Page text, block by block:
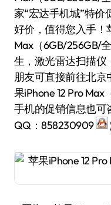
家“宏达手机城”特
好价，值得您入手！
Max（6GB/256GB/
生，激光雷达扫描仪
朋友可直接前往北
果iPhone 12 Pro Max
手机的促销信息也可
QQ：858230909